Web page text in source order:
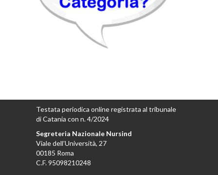
Testata periodica online registrata al tribunale
di Catania con n. 4/2024
Segreteria Nazionale Nursind
Viale dell’Università, 27
00185 Roma
C.F. 95098210248